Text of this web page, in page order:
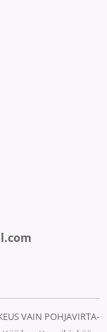
VAIN POHJAVIRTA-